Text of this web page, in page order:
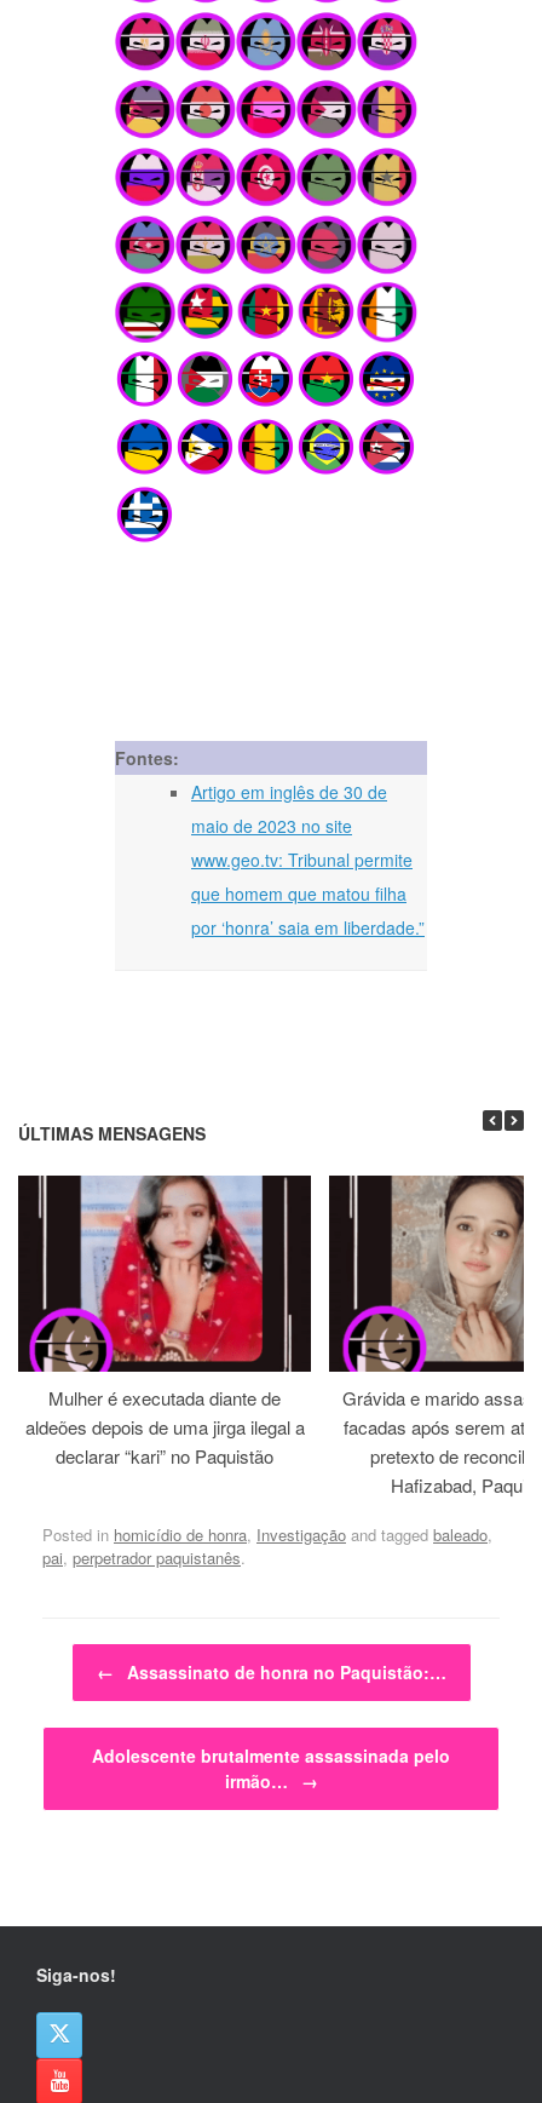
Fontes:
Artigo em inglês de 30 de
maio de 2023 no site
www.geo.tv: Tribunal permite
que homem que matou filha
por ‘honra’ saia em liberdade.”
ÚLTIMAS MENSAGENS
Mulher é executada diante de
aldeões depois de uma jirga ilegal a
declarar “kari” no Paquistão
Grávida e marido
facadas após serem
pretexto de
Hafizabad,
Posted in homicídio de honra, Investigação and tagged baleado,
pai, perpetrador paquistanês.
Post navigation
← Assassinato de honra no Paquistão:…
Adolescente brutalmente assassinada pelo
irmão…
→
Siga-nos!